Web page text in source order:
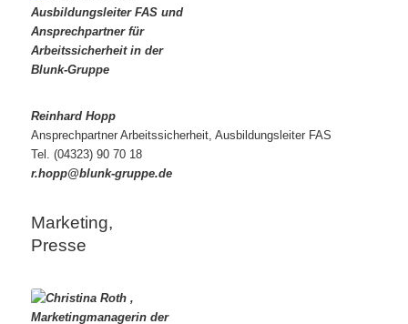
Reinhard Hopp
Ansprechpartner Arbeitssicherheit, Ausbildungsleiter FAS
Tel. (04323) 90 70 18
r.hopp@blunk-gruppe.de
Marketing,
Presse